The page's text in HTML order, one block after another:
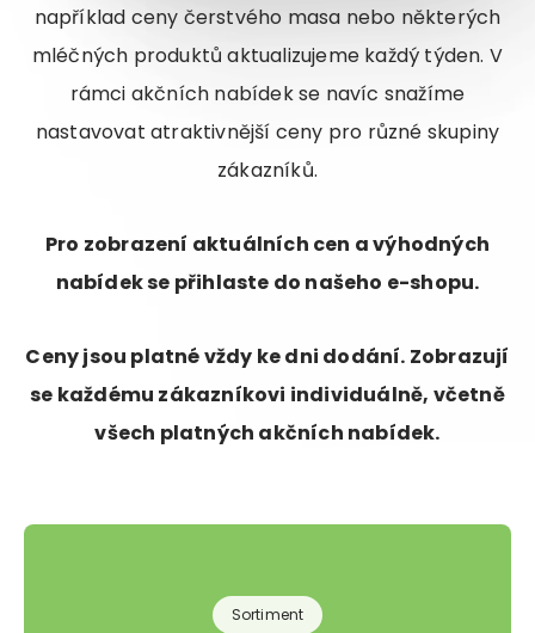
cookies
Tyto webové stránky používají
soubory cookies a další
například ceny čerstvého masa nebo některých
mléčných produktů aktualizujeme každý týden. V
rámci akčních nabídek se navíc snažíme
nastavovat atraktivnější ceny pro různé skupiny
zákazníků.
Pro zobrazení aktuálních cen a výhodných
nabídek se přihlaste do našeho e-shopu.
Ceny jsou platné vždy ke dni dodání. Zobrazují
se každému zákazníkovi individuálně, včetně
všech platných akčních nabídek.
Sortiment